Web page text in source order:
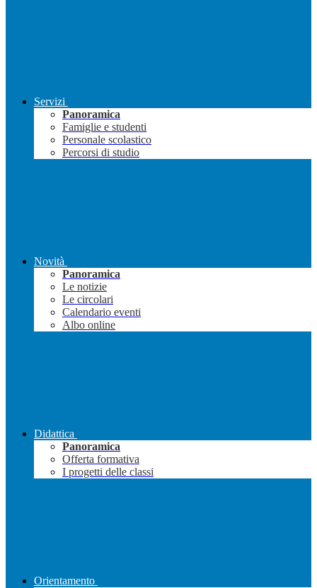
Servizi
Panoramica
Famiglie e studenti
Personale scolastico
Percorsi di studio
Novità
Panoramica
Le notizie
Le circolari
Calendario eventi
Albo online
Didattica
Panoramica
Offerta formativa
I progetti delle classi
Orientamento